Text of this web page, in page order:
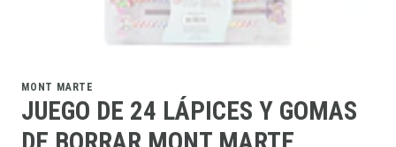
MONT MARTE
JUEGO DE 24 LÁPICES Y GOMAS